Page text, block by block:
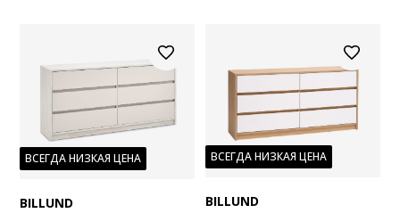
ВСЕГДА НИЗКАЯ ЦЕНА
BILLUND
ВСЕГДА НИЗКАЯ ЦЕНА
BILLUND